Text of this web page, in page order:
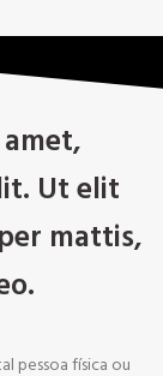
Ut elit
mattis,
pessoa física ou